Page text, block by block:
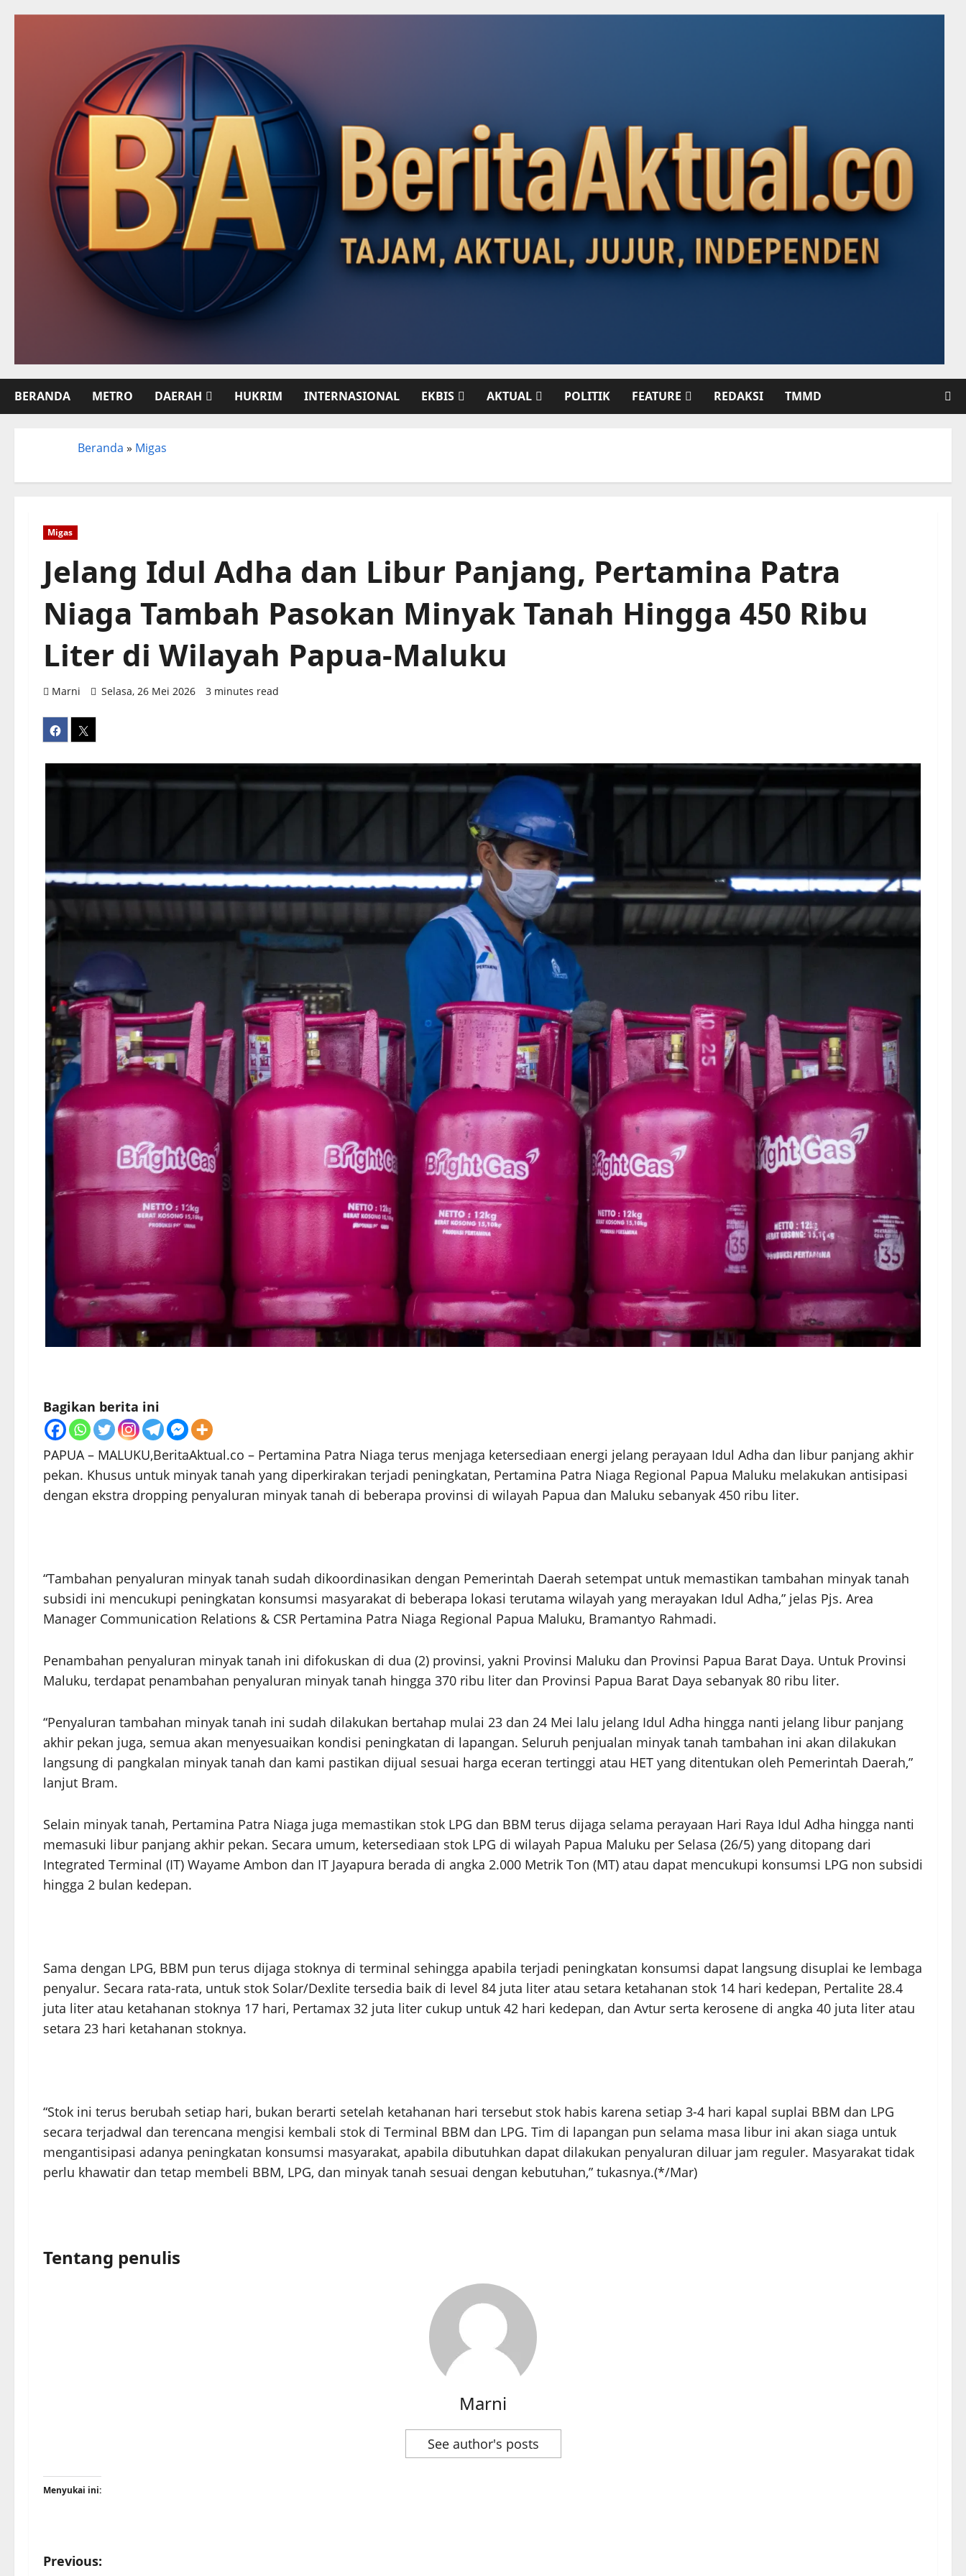
BERANDA METRO DAERAH HUKRIM INTERNASIONAL EKBIS AKTUAL POLITIK FEATURE REDAKSI TMMD
Beranda » Migas
Migas
Jelang Idul Adha dan Libur Panjang, Pertamina Patra
Niaga Tambah Pasokan Minyak Tanah Hingga 450 Ribu
Liter di Wilayah Papua-Maluku
Marni Selasa, 26 Mei 2026 3 minutes read
Bagikan berita ini
PAPUA – MALUKU,BeritaAktual.co – Pertamina Patra Niaga terus menjaga ketersediaan energi jelang perayaan Idul Adha dan libur panjang akhir
pekan. Khusus untuk minyak tanah yang diperkirakan terjadi peningkatan, Pertamina Patra Niaga Regional Papua Maluku melakukan antisipasi
dengan ekstra dropping penyaluran minyak tanah di beberapa provinsi di wilayah Papua dan Maluku sebanyak 450 ribu liter.
“Tambahan penyaluran minyak tanah sudah dikoordinasikan dengan Pemerintah Daerah setempat untuk memastikan tambahan minyak tanah
subsidi ini mencukupi peningkatan konsumsi masyarakat di beberapa lokasi terutama wilayah yang merayakan Idul Adha,” jelas Pjs. Area
Manager Communication Relations & CSR Pertamina Patra Niaga Regional Papua Maluku, Bramantyo Rahmadi.
Penambahan penyaluran minyak tanah ini difokuskan di dua (2) provinsi, yakni Provinsi Maluku dan Provinsi Papua Barat Daya. Untuk Provinsi
Maluku, terdapat penambahan penyaluran minyak tanah hingga 370 ribu liter dan Provinsi Papua Barat Daya sebanyak 80 ribu liter.
“Penyaluran tambahan minyak tanah ini sudah dilakukan bertahap mulai 23 dan 24 Mei lalu jelang Idul Adha hingga nanti jelang libur panjang
akhir pekan juga, semua akan menyesuaikan kondisi peningkatan di lapangan. Seluruh penjualan minyak tanah tambahan ini akan dilakukan
langsung di pangkalan minyak tanah dan kami pastikan dijual sesuai harga eceran tertinggi atau HET yang ditentukan oleh Pemerintah Daerah,”
lanjut Bram.
Selain minyak tanah, Pertamina Patra Niaga juga memastikan stok LPG dan BBM terus dijaga selama perayaan Hari Raya Idul Adha hingga nanti
memasuki libur panjang akhir pekan. Secara umum, ketersediaan stok LPG di wilayah Papua Maluku per Selasa (26/5) yang ditopang dari
Integrated Terminal (IT) Wayame Ambon dan IT Jayapura berada di angka 2.000 Metrik Ton (MT) atau dapat mencukupi konsumsi LPG non subsidi
hingga 2 bulan kedepan.
Sama dengan LPG, BBM pun terus dijaga stoknya di terminal sehingga apabila terjadi peningkatan konsumsi dapat langsung disuplai ke lembaga
penyalur. Secara rata-rata, untuk stok Solar/Dexlite tersedia baik di level 84 juta liter atau setara ketahanan stok 14 hari kedepan, Pertalite 28.4
juta liter atau ketahanan stoknya 17 hari, Pertamax 32 juta liter cukup untuk 42 hari kedepan, dan Avtur serta kerosene di angka 40 juta liter atau
setara 23 hari ketahanan stoknya.
“Stok ini terus berubah setiap hari, bukan berarti setelah ketahanan hari tersebut stok habis karena setiap 3-4 hari kapal suplai BBM dan LPG
secara terjadwal dan terencana mengisi kembali stok di Terminal BBM dan LPG. Tim di lapangan pun selama masa libur ini akan siaga untuk
mengantisipasi adanya peningkatan konsumsi masyarakat, apabila dibutuhkan dapat dilakukan penyaluran diluar jam reguler. Masyarakat tidak
perlu khawatir dan tetap membeli BBM, LPG, dan minyak tanah sesuai dengan kebutuhan,” tukasnya.(*/Mar)
Tentang penulis
Marni
See author's posts
Menyukai ini:
Previous: